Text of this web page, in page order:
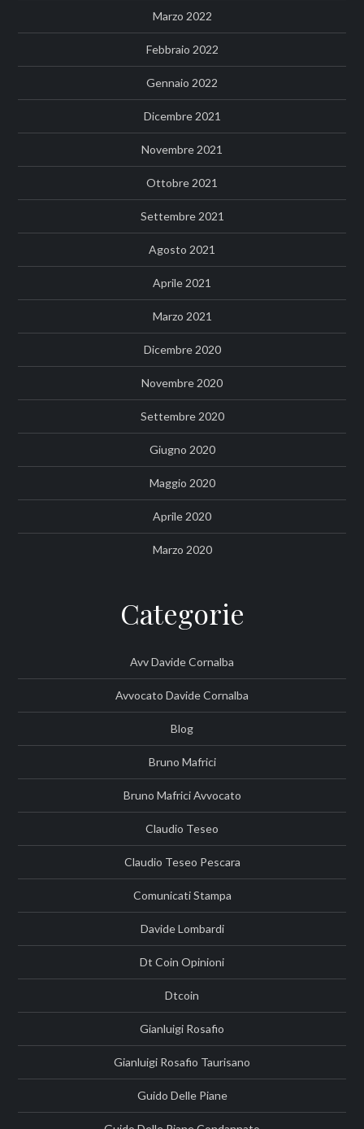
Marzo 2022
Febbraio 2022
Gennaio 2022
Dicembre 2021
Novembre 2021
Ottobre 2021
Settembre 2021
Agosto 2021
Aprile 2021
Marzo 2021
Dicembre 2020
Novembre 2020
Settembre 2020
Giugno 2020
Maggio 2020
Aprile 2020
Marzo 2020
Categorie
Avv Davide Cornalba
Avvocato Davide Cornalba
Blog
Bruno Mafrici
Bruno Mafrici Avvocato
Claudio Teseo
Claudio Teseo Pescara
Comunicati Stampa
Davide Lombardi
Dt Coin Opinioni
Dtcoin
Gianluigi Rosafio
Gianluigi Rosafio Taurisano
Guido Delle Piane